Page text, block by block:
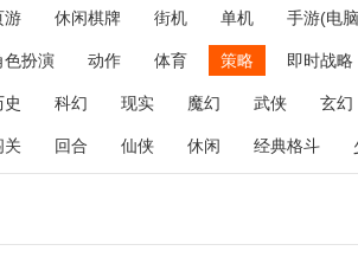
游 休闲棋牌 街机 单机 手游(电
色扮演 动作 体育 策略
即时战略
爱 第三人称射击 棋类 牌类 麻将
史 科幻 现实 魔幻 武侠 玄幻
关 回合 仙侠 休闲 经典格斗